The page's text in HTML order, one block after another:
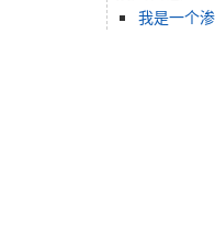
我是一个